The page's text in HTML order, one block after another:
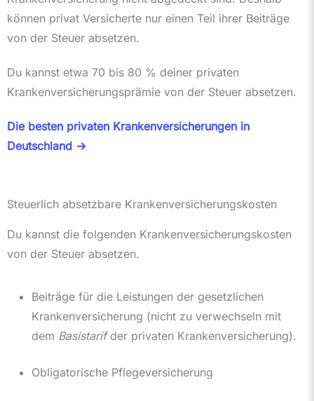
können privat Versicherte nur einen Teil ihrer Beiträge
von der Steuer absetzen.
Du kannst etwa 70 bis 80 % deiner privaten
Krankenversicherungsprämie von der Steuer absetzen.
Die besten privaten Krankenversicherungen in
Deutschland ->
Steuerlich absetzbare Krankenversicherungskosten
Du kannst die folgenden Krankenversicherungskosten
von der Steuer absetzen.
Beiträge für die Leistungen der gesetzlichen
Krankenversicherung (nicht zu verwechseln mit
dem Basistarifder privaten Krankenversicherung).
Obligatorische Pflegeversicherung